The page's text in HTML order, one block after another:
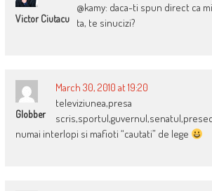
Victor Ciutacu
@kamy: daca-ti spun direct ca
ta, te sinucizi?
Globber
March 30, 2010 at 19:20
televiziunea,presa
numai interlopi si mafioti “cautati” de lege